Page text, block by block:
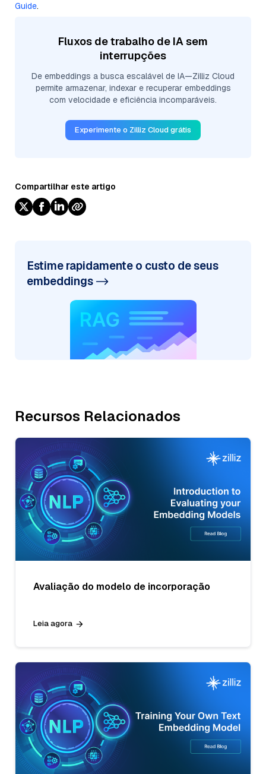
Guide.
Fluxos de trabalho de IA sem
interrupções
De embeddings a busca escalável de IA—Zilliz Cloud
permite armazenar, indexar e recuperar embeddings
com velocidade e eficiência incomparáveis.
Experimente o Zilliz Cloud grátis
Compartilhar este artigo
Estime rapidamente o custo de seus
embeddings
Recursos Relacionados
Avaliação do modelo de incorporação
Leia agora